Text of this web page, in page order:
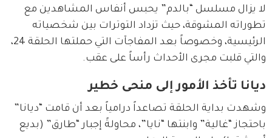
لا يزال مسلسل “بالدم” يحبس أنفاس المشاهدين مع
تطوراته المشوقة، حيث تزداد التوترات بين شخصياته
الرئيسية، وخصوصاً بعد المفاجآت التي حملتها الحلقة 24،
والتي قلبت مجرى الأحداث رأساً على عقب.
ديانا تأخذ الأمور إلى منحى خطير
وشهدت بداية الحلقة تصاعداً درامياً بعد أن قامت “ديانا”
باحتجاز “غالية” وابنتها “نايا”، محاولةً إجبار “طارق” (بديع